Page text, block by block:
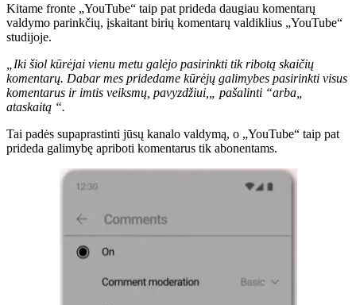
Kitame fronte „YouTube“ taip pat prideda daugiau komentarų
valdymo parinkčių, įskaitant birių komentarų valdiklius „YouTube“
studijoje.
„Iki šiol kūrėjai vienu metu galėjo pasirinkti tik ribotą skaičių
komentarų. Dabar mes pridedame kūrėjų galimybes pasirinkti visus
komentarus ir imtis veiksmų, pavyzdžiui,„ pašalinti “arba„
ataskaitą “.
Tai padės supaprastinti jūsų kanalo valdymą, o „YouTube“ taip pat
prideda galimybę apriboti komentarus tik abonentams.